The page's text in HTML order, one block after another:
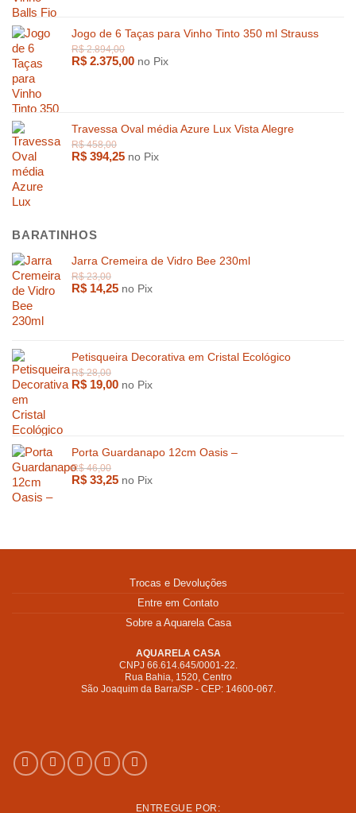
R$2.399,00
Jogo de 6 Taças para Vinho Tinto 350 ml Strauss
R$ 2.375,00 no Pix
Travessa Oval média Azure Lux Vista Alegre
R$ 394,25 no Pix
BARATINHOS
Jarra Cremeira de Vidro Bee 230ml
R$ 14,25 no Pix
Petisqueira Decorativa em Cristal Ecológico
R$ 19,00 no Pix
Porta Guardanapo 12cm Oasis –
R$ 33,25 no Pix
Trocas e Devoluções
Entre em Contato
Sobre a Aquarela Casa
AQUARELA CASA
CNPJ 66.614.645/0001-22.
Rua Bahia, 1520, Centro
São Joaquim da Barra/SP - CEP: 14600-067.
ENTREGUE POR: